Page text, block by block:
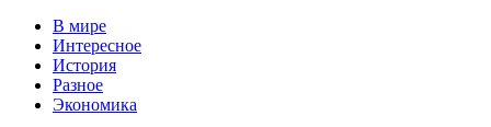
В мире
Интересное
История
Разное
Экономика